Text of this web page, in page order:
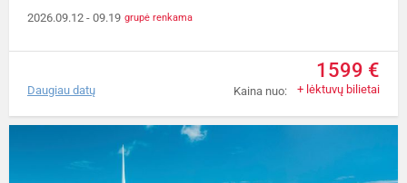
2026.09.12 - 09.19 grupė renkama
Kaina nuo:
1599 €
+ lėktuvų bilietai
Daugiau datų